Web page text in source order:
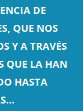
DE
QUE NOS
Y A TRAVÉS
QUE LA HAN
HASTA